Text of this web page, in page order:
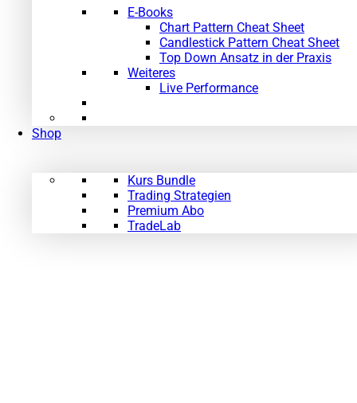
E-Books
Chart Pattern Cheat Sheet
Candlestick Pattern Cheat Sheet
Top Down Ansatz in der Praxis
Weiteres
Live Performance
Shop
Kurs Bundle
Trading Strategien
Premium Abo
TradeLab